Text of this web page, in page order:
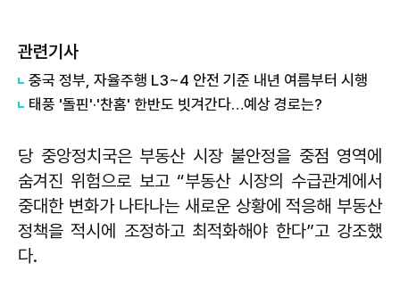
관련기사
중국 정부, 자율주행 L3~4 안전 기준 내년 여름부터 시행
태풍 '돌핀'·'찬홈' 한반도 빗겨간다…예상 경로는?
당 중앙정치국은 부동산 시장 불안정을 중점 영역에
숨겨진 위험으로 보고 “부동산 시장의 수급관계에서
중대한 변화가 나타나는 새로운 상황에 적응해 부동산
정책을 적시에 조정하고 최적화해야 한다”고 강조했
다.